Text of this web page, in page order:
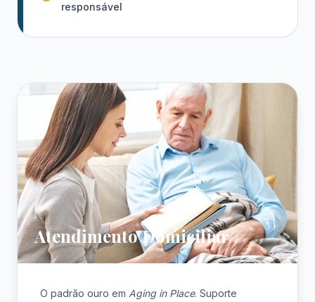
responsável
Atendimento Domiciliar
O padrão ouro em Aging in Place. Suporte